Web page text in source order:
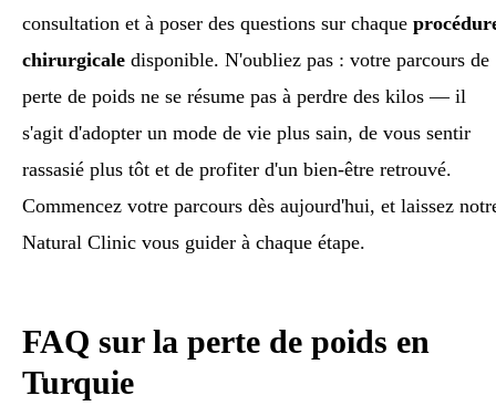
consultation et à poser des questions sur chaque
chirurgicale disponible. N'oubliez pas : votre parcours de
perte de poids ne se résume pas à perdre des kilos — il
s'agit d'adopter un mode de vie plus sain, de vous sentir
rassasié plus tôt et de profiter d'un bien-être retrouvé.
Commencez votre parcours dès aujourd'hui, et laissez
Natural Clinic vous guider à chaque étape.
FAQ sur la perte de poids en
Turquie